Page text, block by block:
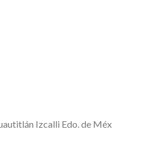
Izcalli Edo. de Méx